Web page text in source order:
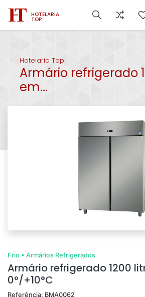
HOTELARIA
TOP
Hotelaria Top
Armário refrigerado
em...
Frio • Armários Refrigerados
Armário refrigerado 1200
0°/+10°C
Referência: BMA0062